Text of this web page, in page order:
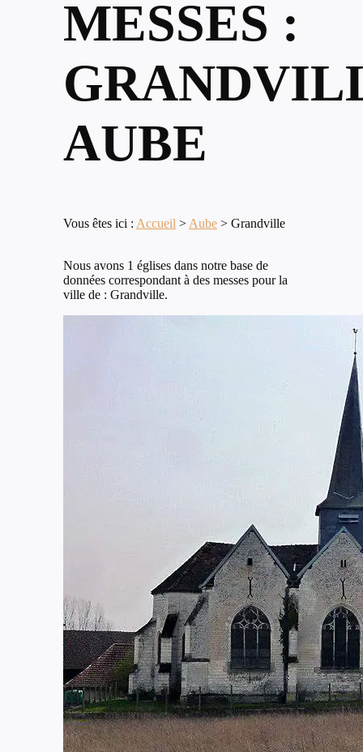
MESSES :
AUBE
Vous êtes ici : Accueil > Aube > Grandville
Nous avons 1 églises dans notre base de
données correspondant à des messes pour la
ville de : Grandville.